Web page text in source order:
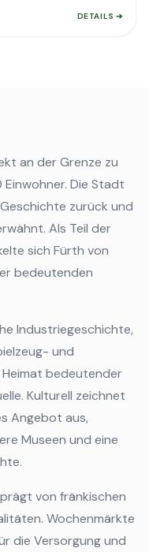
DETAILS ➔
an der Grenze zu
Die Stadt
zurück und
Als Teil der
sich Fürth von
bedeutenden
Industriegeschichte,
und
bedeutender
Kulturell zeichnet
Angebot aus,
Museen und eine
von fränkischen
Wochenmärkte
die Versorgung und